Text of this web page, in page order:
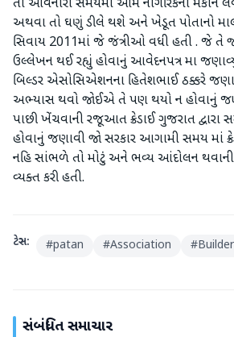
તો આવનારા સમયમાં આમ નાગરિકનો મકાન
અથવા તો ઘણું ડીલે થશે અને ખેડૂત પોતાનો
સિવાય 2011માં જે જંત્રીઓ વધી હતી . જે
ઉલ્લેખન થઈ રહ્યું હોવાનું આવેદનપત્ર મા
બિલ્ડર એસોસિએશનના હિતેશભાઈ ઠક્કરે
અભ્યાસ થવો જોઈએ તે પણ થયો ન હોવાનું
પાછી ખેંચવાની રજૂઆત ક્રેડાઈ ગુજરાત દ્વારા
હોવાનું જણાવી જો સરકાર આગામી સમય માં
નહિ સાંભળે તો મોટું અને ભવ્ય આંદોલન
વ્યક્ત કરી હતી.
ટેગ્સ: #patan #Association #
સંબંધિત સમાચાર